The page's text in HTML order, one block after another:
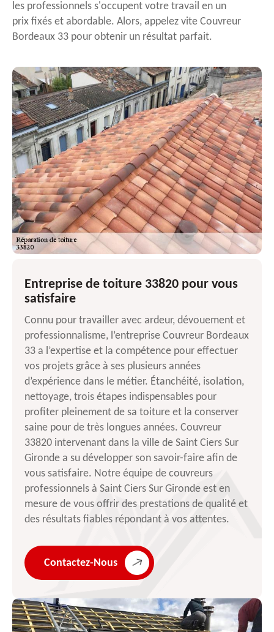
les professionnels s'occupent votre travail en un
prix fixés et abordable. Alors, appelez vite Couvreur
Bordeaux 33 pour obtenir un résultat parfait.
Entreprise de toiture 33820 pour vous
satisfaire
Connu pour travailler avec ardeur, dévouement et
professionnalisme, l’entreprise Couvreur Bordeaux
33 a l’expertise et la compétence pour effectuer
vos projets grâce à ses plusieurs années
d’expérience dans le métier. Étanchéité, isolation,
nettoyage, trois étapes indispensables pour
profiter pleinement de sa toiture et la conserver
saine pour de très longues années. Couvreur
33820 intervenant dans la ville de Saint Ciers Sur
Gironde a su développer son savoir-faire afin de
vous satisfaire. Notre équipe de couvreurs
professionnels à Saint Ciers Sur Gironde est en
mesure de vous offrir des prestations de qualité et
des résultats fiables répondant à vos attentes.
Contactez-Nous